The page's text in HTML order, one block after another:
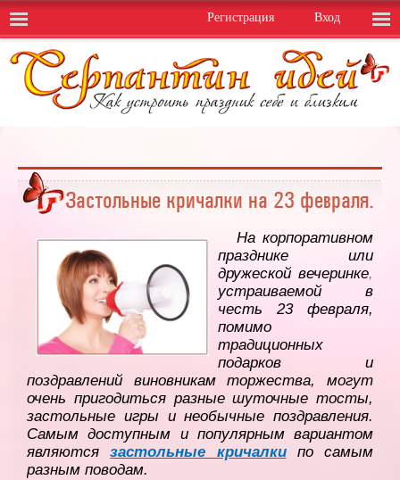
Вход
Регистрация
Застольные кричалки на 23 февраля.
На корпоративном
празднике или
дружеской вечеринке,
устраиваемой в
честь 23 февраля,
помимо
традиционных
подарков и
поздравлений виновникам торжества, могут
очень пригодиться разные шуточные тосты,
застольные игры и необычные поздравления.
Самым доступным и популярным вариантом
являютсязастольные кричалкипо самым
разным поводам.